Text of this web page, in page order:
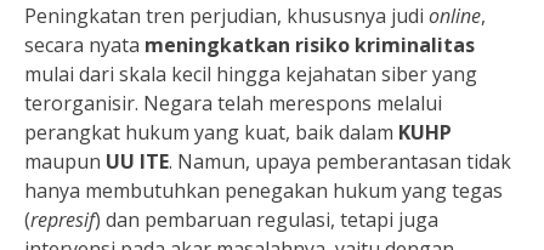
Peningkatan tren perjudian, khususnya judi online,
secara nyata meningkatkan risiko kriminalitas
mulai dari skala kecil hingga kejahatan siber yang
terorganisir. Negara telah merespons melalui
perangkat hukum yang kuat, baik dalam KUHP
maupun UU ITE. Namun, upaya pemberantasan tidak
hanya membutuhkan penegakan hukum yang tegas
(represif) dan pembaruan regulasi, tetapi juga